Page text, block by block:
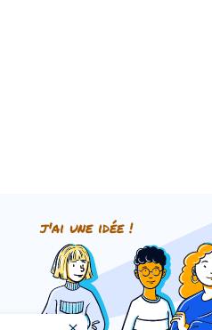
j'ai une idée !